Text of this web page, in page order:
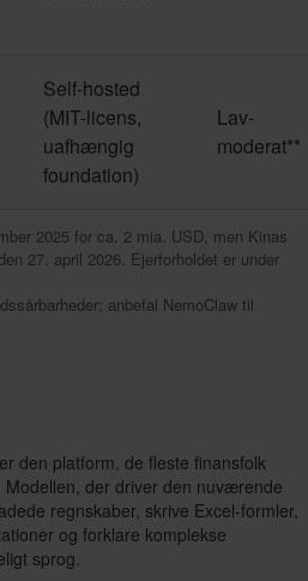
Self-hosted
(MIT-licens,
uafhængig
foundation)
Lav-
moderat**
2025 for ca. 2 mia. USD, men Kinas
27. april 2026. Ejerforholdet er under
anbefal NemoClaw til
den platform, de fleste finansfolk
der driver den nuværende
regnskaber, skrive Excel-formler,
og forklare komplekse
sprog.